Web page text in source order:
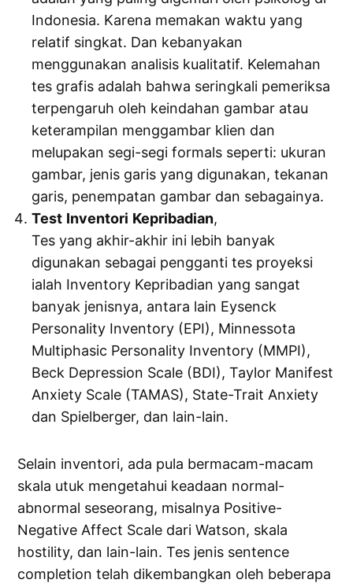
Indonesia. Karena memakan waktu yang
relatif singkat. Dan kebanyakan
menggunakan analisis kualitatif. Kelemahan
tes grafis adalah bahwa seringkali pemeriksa
terpengaruh oleh keindahan gambar atau
keterampilan menggambar klien dan
melupakan segi-segi formals seperti: ukuran
gambar, jenis garis yang digunakan, tekanan
garis, penempatan gambar dan sebagainya.
Test Inventori Kepribadian,
Tes yang akhir-akhir ini lebih banyak
digunakan sebagai pengganti tes proyeksi
ialah Inventory Kepribadian yang sangat
banyak jenisnya, antara lain Eysenck
Personality Inventory (EPI), Minnessota
Multiphasic Personality Inventory (MMPI),
Beck Depression Scale (BDI), Taylor Manifest
Anxiety Scale (TAMAS), State-Trait Anxiety
dan Spielberger, dan lain-lain.
Selain inventori, ada pula bermacam-macam
skala utuk mengetahui keadaan normal-
abnormal seseorang, misalnya Positive-
Negative Affect Scale dari Watson, skala
hostility, dan lain-lain. Tes jenis sentence
completion telah dikembangkan oleh beberapa